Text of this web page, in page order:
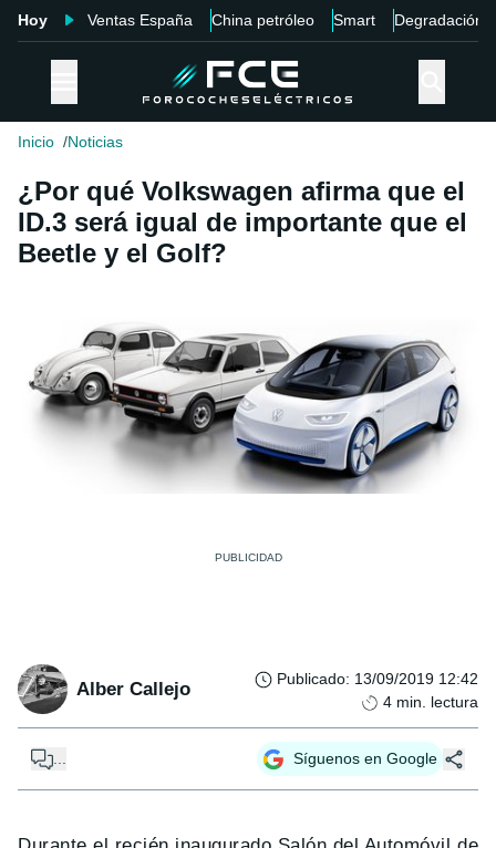
Hoy Ventas España China petróleo Smart Degradación
Inicio Noticias
¿Por qué Volkswagen afirma que el
ID.3 será igual de importante que el
Beetle y el Golf?
Alber Callejo Publicado: 13/09/2019 12:42
4 min. lectura
... Síguenos en Google